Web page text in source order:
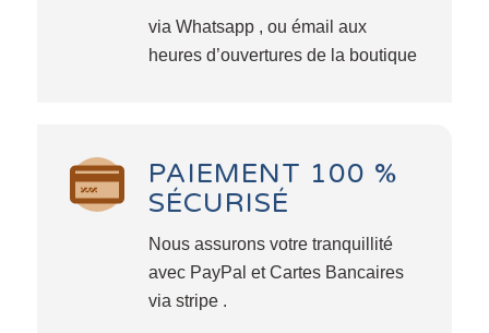
via Whatsapp , ou émail aux
heures d’ouvertures de la boutique
PAIEMENT 100 %
SÉCURISÉ
Nous assurons votre tranquillité
avec PayPal et Cartes Bancaires
via stripe .